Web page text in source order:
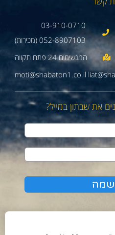
03-910-0710
052-8907103 (מכירות)
moti@shabaton1.co.il
את שבתון במייל?